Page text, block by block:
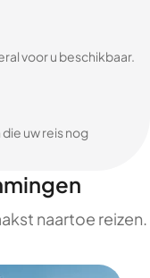
voor u beschikbaar.
uw reis nog
naartoe reizen.